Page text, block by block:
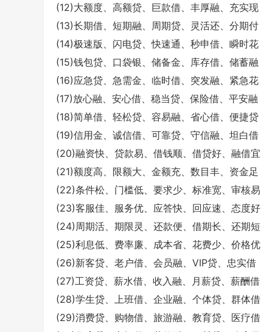
(12)大额度、高额贷、巨款借、丰厚融、充实现
(13)长期借、短期融、周期贷、灵活还、分期付
(14)极速版、闪电贷、快速通、秒申借、瞬时花
(15)钱包贷、口袋银、储备金、库存借、储蓄融
(16)应急贷、急需金、临时借、突发融、紧急花
(17)放心融、安心借、稳当贷、保险借、平安融
(18)简单借、轻松贷、容易融、省心借、便捷贷
(19)信用金、诚信借、可靠贷、守信融、坦白借
(20)融资快、贷款易、借钱顺、借贷好、融借宜
(21)额度高、限额大、金额充、数目丰、资金足
(22)条件松、门槛低、要求少、标准宽、审核易
(23)客服佳、服务优、应答快、回应速、态度好
(24)周期活、期限灵、还款便、借期长、还期短
(25)利息低、费率廉、成本省、花费少、价格优
(26)新客贷、老户借、会员融、VIP贷、忠实借
(27)工资贷、薪水借、收入融、月薪贷、薪酬借
(28)学生贷、上班借、企业融、个体贷、群体借
(29)消费贷、购物借、旅游融、教育贷、医疗借